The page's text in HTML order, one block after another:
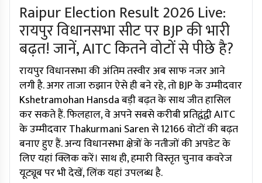
Raipur Election Result 2026 Live:
रायपुर विधानसभा सीट पर BJP की भारी
बढ़त! जानें, AITC कितने वोटों से पीछे है?
रायपुर विधानसभा की अंतिम तस्वीर अब साफ नजर आने
लगी है. अगर ताजा रुझान ऐसे ही बने रहे, तो BJP के उम्मीदवार
Kshetramohan Hansda बड़ी बढ़त के साथ जीत हासिल
कर सकते हैं. फिलहाल, वे अपने सबसे करीबी प्रतिद्वंद्वी AITC
के उम्मीदवार Thakurmani Saren से 12166 वोटों की बढ़त
बनाए हुए हैं. अन्य विधानसभा क्षेत्रों के नतीजों की अपडेट के
लिए यहां क्लिक करें। साथ ही, हमारी विस्तृत चुनाव कवरेज
यूट्यूब पर भी देखें, लिंक यहां उपलब्ध है.